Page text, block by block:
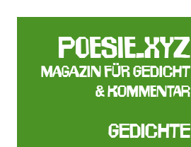
poesie.xyz
Magazin für Gedicht
& Kommentar
Gedichte